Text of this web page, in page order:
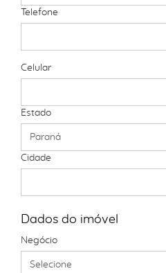
Telefone
Celular
Estado
Cidade
Dados do imóvel
Negócio